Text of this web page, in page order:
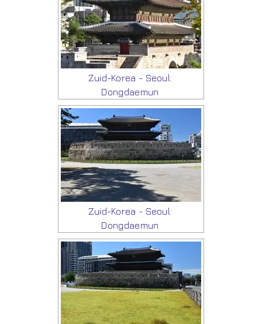
Zuid-Korea - Seoul:
Dongdaemun
Zuid-Korea - Seoul:
Dongdaemun